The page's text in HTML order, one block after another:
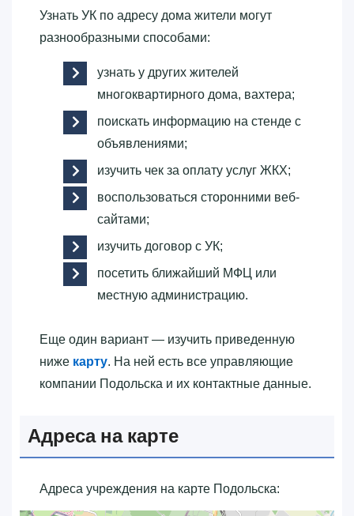
Узнать УК по адресу дома жители могут
разнообразными способами:
узнать у других жителей
многоквартирного дома, вахтера;
поискать информацию на стенде с
объявлениями;
изучить чек за оплату услуг ЖКХ;
воспользоваться сторонними веб-
сайтами;
изучить договор с УК;
посетить ближайший МФЦ или
местную администрацию.
Еще один вариант — изучить приведенную
ниже карту. На ней есть все управляющие
компании Подольска и их контактные данные.
Адреса на карте
Адреса учреждения на карте Подольска: